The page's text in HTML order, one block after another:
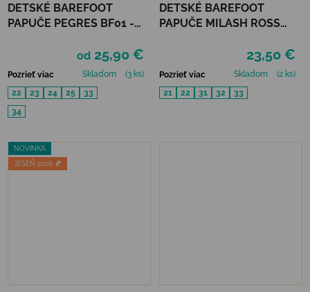
DETSKÉ BAREFOOT
PAPUČE PEGRES BF01 -
od 25,90 €
Pozrieť viac Skladom
(3 ks)
22
23 24 25
33
34
DETSKÉ BAREFOOT
PAPUČE MILASH ROSS
23,50 €
Pozrieť viac Skladom
(2 ks)
21
22 31 32 33
NOVINKA
JESEŇ 2026 🍂